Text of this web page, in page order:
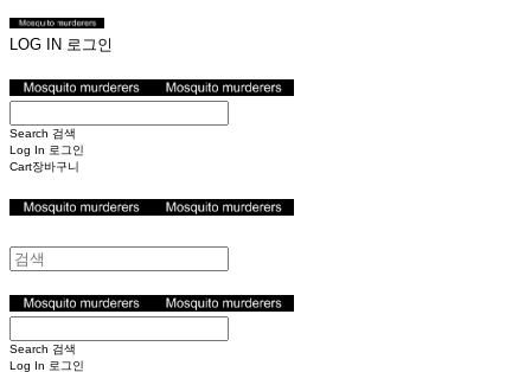
LOG IN 로그인
Search 검색
Log In 로그인
Cart장바구니
Search 검색
Log In 로그인